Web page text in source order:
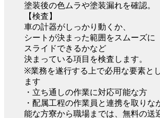
塗装後の色ムラや塗装漏れを確認。
【検査】
車の計器がしっかり動くか、
シートが決まった範囲をスムーズに
スライドできるかなど
決まっている項目を検査します。
※業務を遂行する上で必用な要素と
ます
・立ち通しの作業に対応可能な方
・配属工程の作業員と連携を取りな
能な方寮から職場までは、無料の送